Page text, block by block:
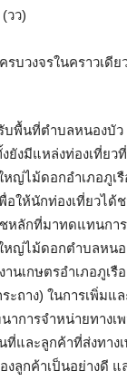
วว)
พื้นที่ตำบลหนองบัว
งมีแหล่งท่องเที่ยว
ญ่ไม้ดอกอำเภอภูเ
อให้นักท่องเที่ยวได้
หลักที่มาทดแทนกา
หญ่ไม้ดอกตำบลหน
นเกษตรอำเภอภูเรื
ถาง) ในการเพิ่มแ
การจำหน่ายทางเ
และลูกค้าที่ส่งทาง
ลูกค้าเป็นอย่างดี แ